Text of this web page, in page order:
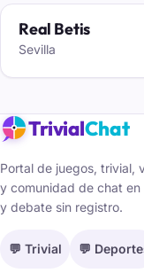
Real Betis
Sevilla
TrivialChat
Portal de juegos, trivial,
y comunidad de chat
y debate sin registro.
💬 Trivial 💬